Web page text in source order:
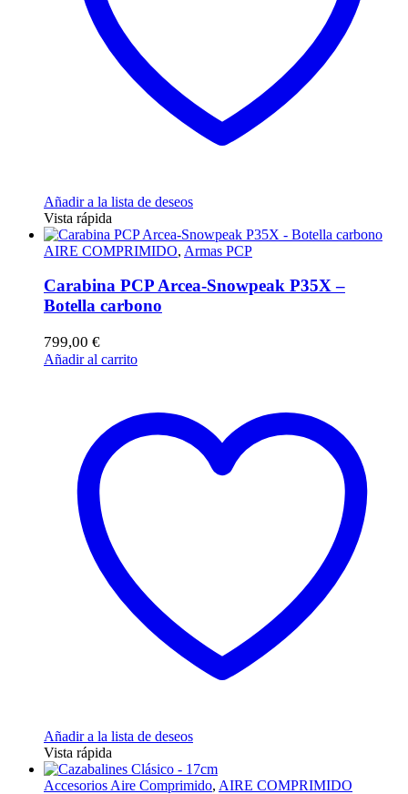
Añadir a la lista de deseos
Vista rápida
AIRE COMPRIMIDO, Armas PCP
Carabina PCP Arcea-Snowpeak P35X –
Botella carbono
799,00 €
Añadir al carrito
Añadir a la lista de deseos
Vista rápida
Accesorios Aire Comprimido, AIRE COMPRIMIDO